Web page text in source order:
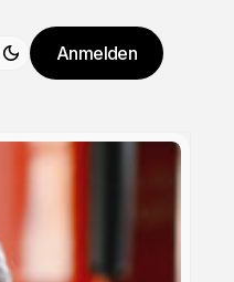
wechseln
Anmelden